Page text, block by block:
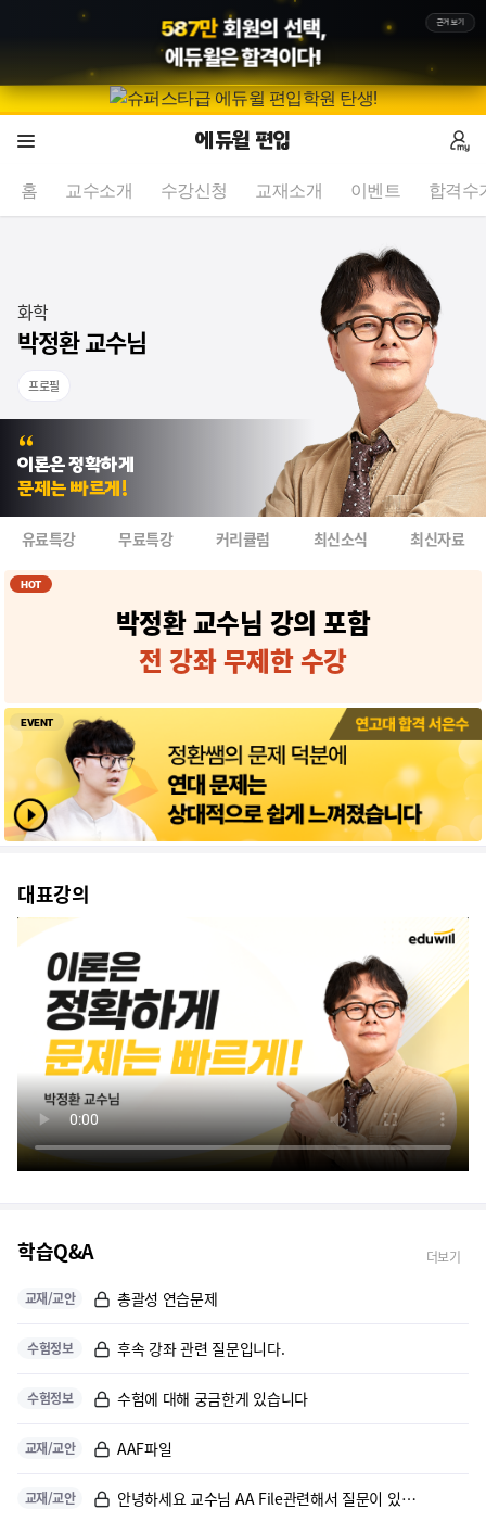
587만 회원의 선택,
에듀윌은 합격이다!
근거보기
에듀윌 편입
홈 교수소개 수강신청 교재소개 이벤트 합격수
화학
박정환 교수님
프로필
이론은 정확하게
문제는 빠르게!
유료특강 무료특강 커리큘럼 최신소식 최신자료
HOT
박정환 교수님 강의 포함
전 강좌 무제한 수강
EVENT
대표강의
학습Q&A 더보기
교재/교안 총괄성 연습문제
수험정보 후속 강좌 관련 질문입니다.
수험정보 수험에 대해 궁금한게 있습니다
교재/교안 AAF파일
교재/교안 안녕하세요 교수님 AA File관련해서 질문이 있습니다